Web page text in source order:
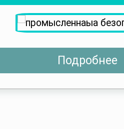
Подробнее